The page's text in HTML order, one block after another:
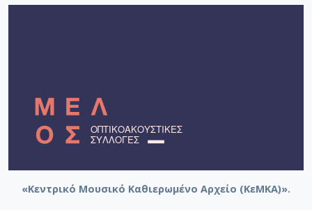
«Κεντρικό Μουσικό Καθιερωμένο Αρχείο (ΚεΜΚΑ)».